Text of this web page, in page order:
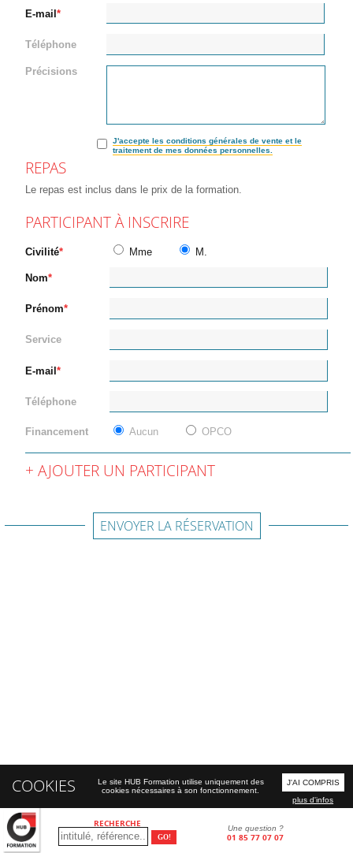
RECHERCHE Une question ?
01 85 77 07 07
E-mail
Téléphone
Précisions
J'accepte les conditions générales de vente et le
traitement de mes données personnelles.
REPAS
Le repas est inclus dans le prix de la formation.
PARTICIPANT À INSCRIRE
Civilité Mme M.
Nom
Prénom
Service
E-mail
Téléphone
Financement Aucun OPCO
AJOUTER UN PARTICIPANT
ENVOYER LA RÉSERVATION
COOKIES
Le site HUB Formation utilise uniquement des
cookies nécessaires à son fonctionnement.
J'AI COMPRIS
plus d'infos